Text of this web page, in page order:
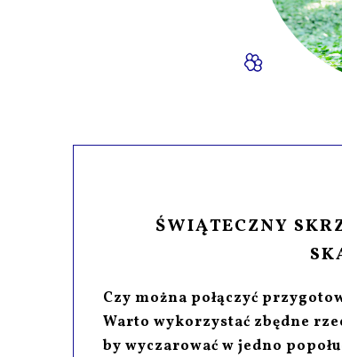
ŚWIĄTECZNY
Czy można połączyć
Warto wykorzystać zbędne
by wyczarować w jedno